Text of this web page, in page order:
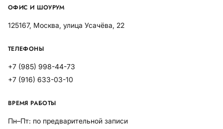
ОФИС И ШОУРУМ
125167, Москва, улица Усачёва, 22
ТЕЛЕФОНЫ
+7 (985) 998-44-73
+7 (916) 633-03-10
ВРЕМЯ РАБОТЫ
Пн–Пт: по предварительной записи